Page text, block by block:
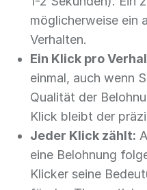
möglicherweise ein
Verhalten.
Ein Klick pro
einmal, auch wenn
Qualität der
Klick bleibt der
Jeder Klick zählt:
eine Belohnung
Klicker seine